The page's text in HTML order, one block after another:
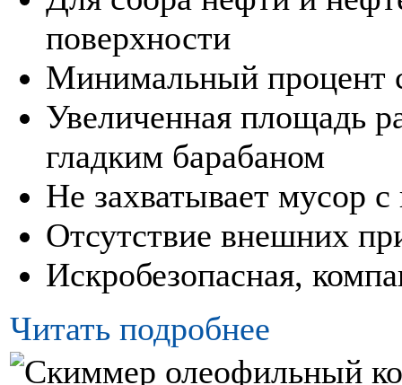
поверхности
Минимальный процент
Увеличенная площадь
гладким барабаном
Не захватывает мусор
Отсутствие внешних
Искробезопасная,
Читать подробнее